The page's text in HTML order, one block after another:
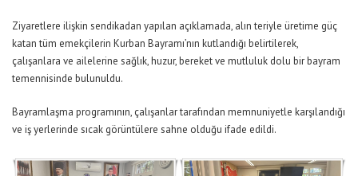
Ziyaretlere ilişkin sendikadan yapılan açıklamada, alın teriyle üretime güç
katan tüm emekçilerin Kurban Bayramı’nın kutlandığı belirtilerek,
çalışanlara ve ailelerine sağlık, huzur, bereket ve mutluluk dolu bir bayram
temennisinde bulunuldu.
Bayramlaşma programının, çalışanlar tarafından memnuniyetle karşılandığı
ve iş yerlerinde sıcak görüntülere sahne olduğu ifade edildi.